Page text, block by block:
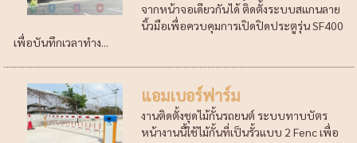
จากหน้าจอเดียวกันได้ ติดตั้งระบบสแกนลาย
นิ้วมือเพื่อควบคุมการเปิดปิดประตูรุ่น SF400
เพื่อบันทึกเวลาทำง...
แอมเบอร์ฟาร์ม
งานติดตั้งชุดไม้กั้นรถยนต์ ระบบทาบบัตร
หน้างานนี้ใช้ไม้กั้นที่เป็นรั้วแบบ 2 Fenc เพื่อ